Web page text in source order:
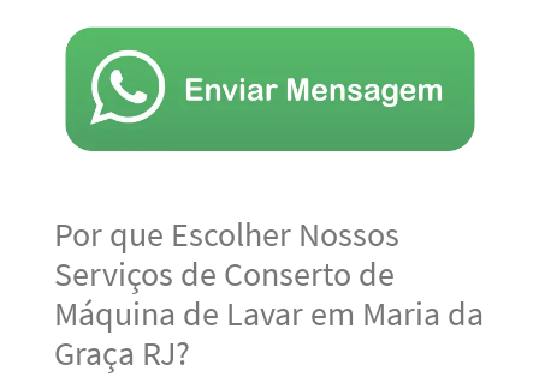
Por que Escolher Nossos
Serviços de Conserto de
Máquina de Lavar em Maria da
Graça RJ?